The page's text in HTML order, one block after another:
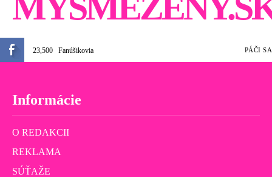
23,500 Fanúšikovia PÁČI SA
Informácie
O REDAKCII
REKLAMA
SÚŤAŽE